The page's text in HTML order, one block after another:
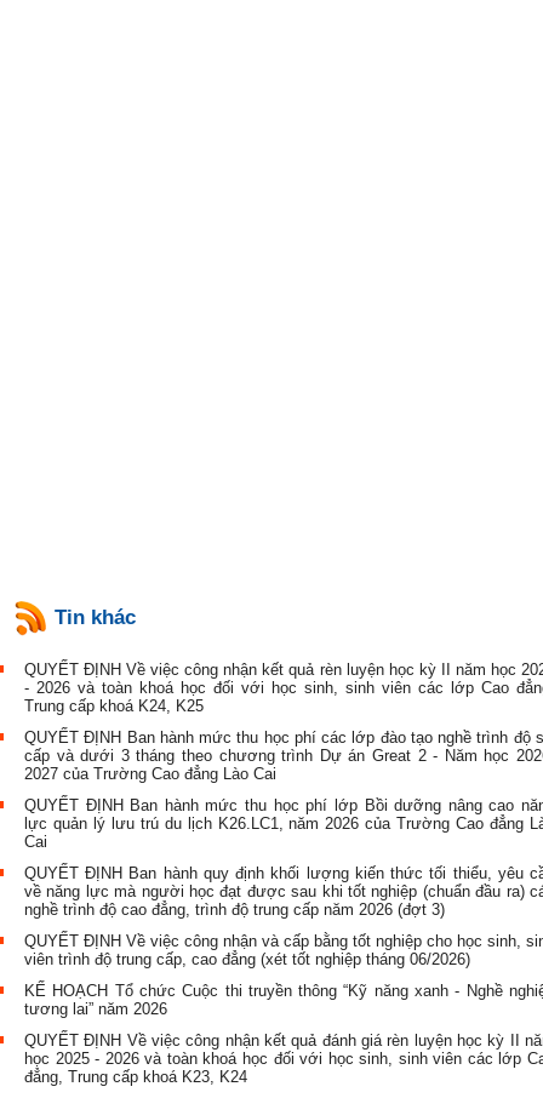
Tin khác
QUYẾT ĐỊNH Về việc công nhận kết quả rèn luyện học kỳ II năm học
- 2026 và toàn khoá học đối với học sinh, sinh viên các lớp Cao
Trung cấp khoá K24, K25
QUYẾT ĐỊNH Ban hành mức thu học phí các lớp đào tạo nghề trình độ
cấp và dưới 3 tháng theo chương trình Dự án Great 2 - Năm học
2027 của Trường Cao đẳng Lào Cai
QUYẾT ĐỊNH Ban hành mức thu học phí lớp Bồi dưỡng nâng cao
lực quản lý lưu trú du lịch K26.LC1, năm 2026 của Trường Cao đẳng
Cai
QUYẾT ĐỊNH Ban hành quy định khối lượng kiến thức tối thiểu, yêu
về năng lực mà người học đạt được sau khi tốt nghiệp (chuẩn đầu ra)
nghề trình độ cao đẳng, trình độ trung cấp năm 2026 (đợt 3)
QUYẾT ĐỊNH Về việc công nhận và cấp bằng tốt nghiệp cho học sinh,
viên trình độ trung cấp, cao đẳng (xét tốt nghiệp tháng 06/2026)
KẾ HOẠCH Tổ chức Cuộc thi truyền thông “Kỹ năng xanh - Nghề
tương lai” năm 2026
QUYẾT ĐỊNH Về việc công nhận kết quả đánh giá rèn luyện học kỳ II
học 2025 - 2026 và toàn khoá học đối với học sinh, sinh viên các lớp
đẳng, Trung cấp khoá K23, K24